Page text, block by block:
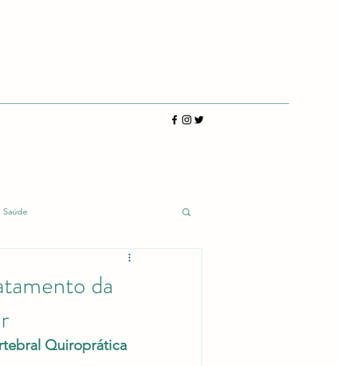
Saúde
da
Quiroprática